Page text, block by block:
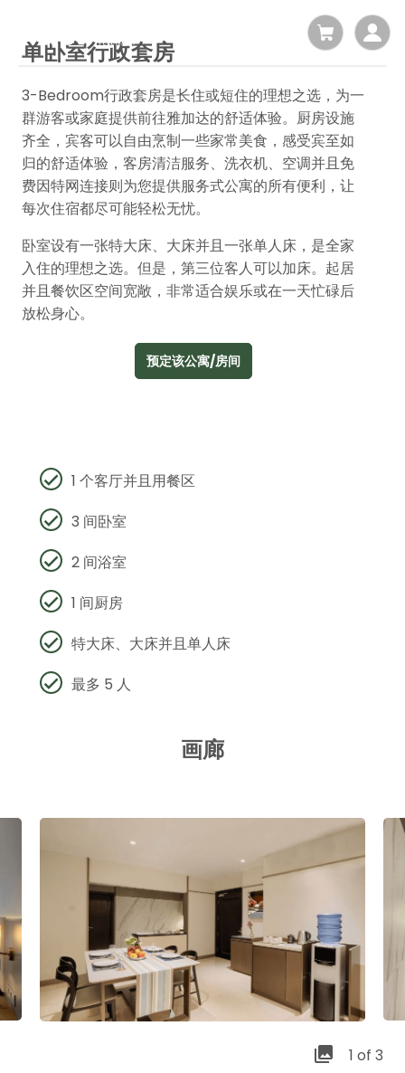
单卧室行政套房
3-Bedroom行政套房是长住或短住的理想之选，为一
群游客或家庭提供前往雅加达的舒适体验。厨房设施
齐全，宾客可以自由烹制一些家常美食，感受宾至如
归的舒适体验，客房清洁服务、洗衣机、空调并且免
费因特网连接则为您提供服务式公寓的所有便利，让
每次住宿都尽可能轻松无忧。
卧室设有一张特大床、大床并且一张单人床，是全家
入住的理想之选。但是，第三位客人可以加床。起居
并且餐饮区空间宽敞，非常适合娱乐或在一天忙碌后
放松身心。
预定该公寓/房间
1 个客厅并且用餐区
3 间卧室
2 间浴室
1 间厨房
特大床、大床并且单人床
最多 5 人
画廊
1 of 3